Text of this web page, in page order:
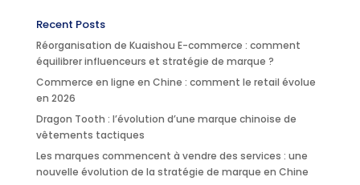
Recent Posts
Réorganisation de Kuaishou E-commerce : comment
équilibrer influenceurs et stratégie de marque ?
Commerce en ligne en Chine : comment le retail évolue
en 2026
Dragon Tooth : l’évolution d’une marque chinoise de
vêtements tactiques
Les marques commencent à vendre des services : une
nouvelle évolution de la stratégie de marque en Chine